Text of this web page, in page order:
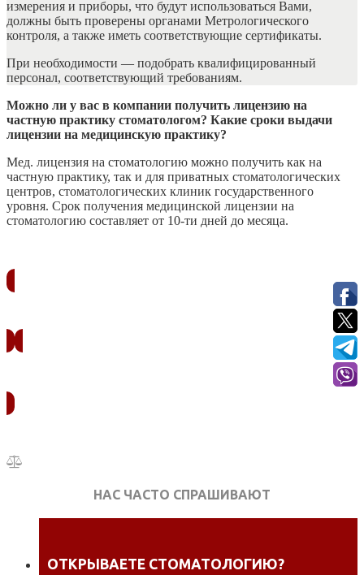
измерения и приборы, что будут использоваться Вами,
должны быть проверены органами Метрологического
контроля, а также иметь соответствующие сертификаты.
При необходимости — подобрать квалифицированный
персонал, соответствующий требованиям.
Можно ли у вас в компании получить лицензию на
частную практику стоматологом? Какие сроки выдачи
лицензии на медицинскую практику?
Мед. лицензия на стоматологию можно получить как на
частную практику, так и для приватных стоматологических
центров, стоматологических клиник государственного
уровня. Срок получения медицинской лицензии на
стоматологию составляет от 10-ти дней до месяца.
НАС ЧАСТО СПРАШИВАЮТ
ОТКРЫВАЕТЕ СТОМАТОЛОГИЮ?